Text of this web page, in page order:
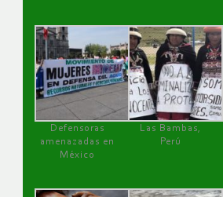
Defensoras
amenazadas en
México
Las Bambas,
Perú